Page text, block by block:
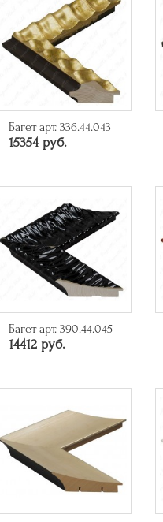
Багет арт. 336.44.043
15354 руб.
Багет арт. 390.44.045
14412 руб.